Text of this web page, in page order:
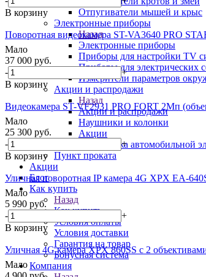
Отпугиватели мышей и крыс
Электронные приборы
Назад
Электронные приборы
Приборы для настройки TV
Приборы для электрических
Измерители параметров
Акции и распродажи
Назад
Акции и распродажи
Наушники и колонки
Акции
Распродажа автомобильной
Пункт проката
Акции
Блог
Как купить
Назад
Как купить
Условия оплаты
Условия доставки
Гарантия на товар
Бонусная система
Компания
В корзину
Поворотная видеокамера ST-VA3640 PRO
Мало
37 000 руб.
-
+
В корзину
Видеокамера ST-VF2931 PRO FORT 2Мп
Мало
25 300 руб.
-
+
В корзину
Уличная поворотная IP камера 4G XPX EA-
Мало
5 990 руб.
-
+
В корзину
Уличная 4G камера XPX 860SS с 2
Мало